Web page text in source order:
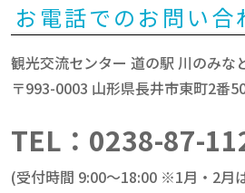
お電話でのお問い合
観光交流センター 道の駅 川のみな
〒993-0003 山形県長井市東町2番
TEL：0238-87-
(受付時間 9:00～18:00 ※1月・2月